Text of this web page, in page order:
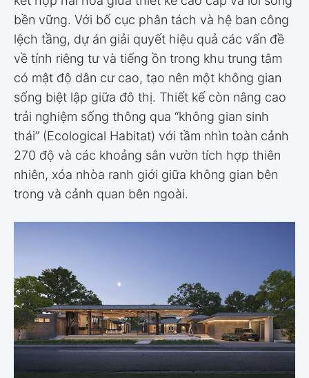
bền vững. Với bố cục phân tách và hệ ban công
lệch tầng, dự án giải quyết hiệu quả các vấn đề
về tính riêng tư và tiếng ồn trong khu trung tâm
có mật độ dân cư cao, tạo nên một không gian
sống biệt lập giữa đô thị. Thiết kế còn nâng cao
trải nghiệm sống thông qua “không gian sinh
thái” (Ecological Habitat) với tầm nhìn toàn cảnh
270 độ và các khoảng sân vườn tích hợp thiên
nhiên, xóa nhòa ranh giới giữa không gian bên
trong và cảnh quan bên ngoài.